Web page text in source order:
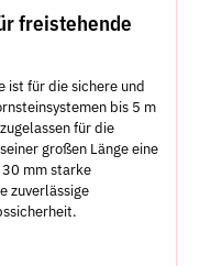
freistehende
ist für die sichere und
bis 5 m
für die
großen Länge eine
30 mm starke
zuverlässige